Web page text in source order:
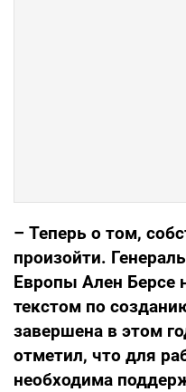
– Теперь о том,
произойти.
Европы Ален Берсе
текстом по
завершена в этом
отметил, что для
необходима